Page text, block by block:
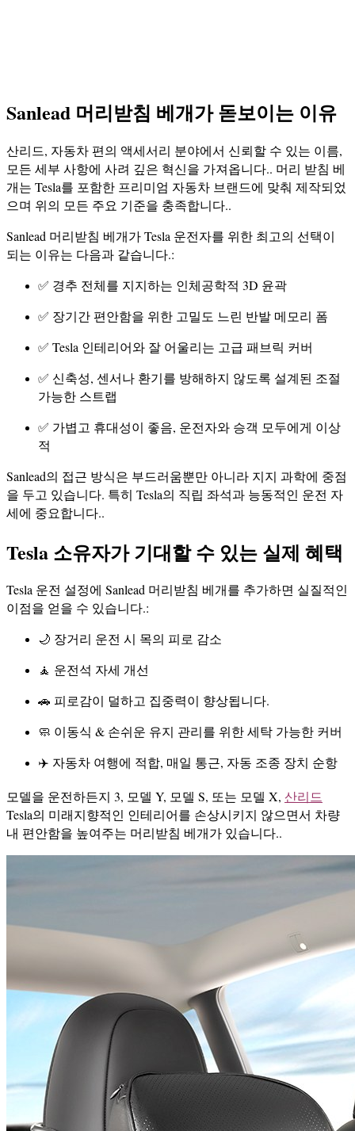
Sanlead 머리받침 베개가 돋보이는 이유
산리드, 자동차 편의 액세서리 분야에서 신뢰할 수 있는 이름,
모든 세부 사항에 사려 깊은 혁신을 가져옵니다.. 머리 받침 베
개는 Tesla를 포함한 프리미엄 자동차 브랜드에 맞춰 제작되었
으며 위의 모든 주요 기준을 충족합니다..
Sanlead 머리받침 베개가 Tesla 운전자를 위한 최고의 선택이
되는 이유는 다음과 같습니다.:
✅ 경추 전체를 지지하는 인체공학적 3D 윤곽
✅ 장기간 편안함을 위한 고밀도 느린 반발 메모리 폼
✅ Tesla 인테리어와 잘 어울리는 고급 패브릭 커버
✅ 신축성, 센서나 환기를 방해하지 않도록 설계된 조절
가능한 스트랩
✅ 가볍고 휴대성이 좋음, 운전자와 승객 모두에게 이상
적
Sanlead의 접근 방식은 부드러움뿐만 아니라 지지 과학에 중점
을 두고 있습니다. 특히 Tesla의 직립 좌석과 능동적인 운전 자
세에 중요합니다..
Tesla 소유자가 기대할 수 있는 실제 혜택
Tesla 운전 설정에 Sanlead 머리받침 베개를 추가하면 실질적인
이점을 얻을 수 있습니다.:
🌙 장거리 운전 시 목의 피로 감소
🧘 운전석 자세 개선
🚗 피로감이 덜하고 집중력이 향상됩니다.
🧼 이동식 & 손쉬운 유지 관리를 위한 세탁 가능한 커버
✈️ 자동차 여행에 적합, 매일 통근, 자동 조종 장치 순항
모델을 운전하든지 3, 모델 Y, 모델 S, 또는 모델 X, 산리드
Tesla의 미래지향적인 인테리어를 손상시키지 않으면서 차량
내 편안함을 높여주는 머리받침 베개가 있습니다..